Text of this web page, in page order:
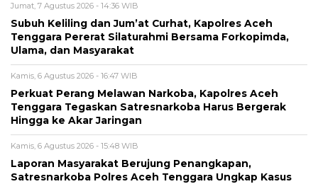
Jumat, 7 Agustus 2026 - 14:36 WIB
Subuh Keliling dan Jum’at Curhat, Kapolres Aceh
Tenggara Pererat Silaturahmi Bersama Forkopimda,
Ulama, dan Masyarakat
Kamis, 6 Agustus 2026 - 16:47 WIB
Perkuat Perang Melawan Narkoba, Kapolres Aceh
Tenggara Tegaskan Satresnarkoba Harus Bergerak
Hingga ke Akar Jaringan
Kamis, 6 Agustus 2026 - 15:48 WIB
Laporan Masyarakat Berujung Penangkapan,
Satresnarkoba Polres Aceh Tenggara Ungkap Kasus